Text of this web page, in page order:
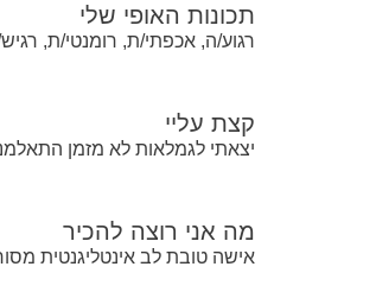
תכונות האופי שלי
רגוע/ה, אכפתי/ת, רומנטי/ת,
קצת עליי
יצאתי לגמלאות לא מזמן התאלמנתי לאחרונה לפני 3
מה אני רוצה להכיר
אישה טובת לב אינטליגנטית